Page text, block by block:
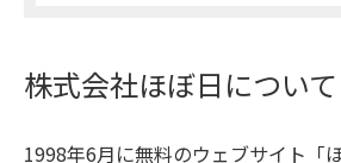
株式会社ほぼ日について
1998年6月に無料のウェブサイト「